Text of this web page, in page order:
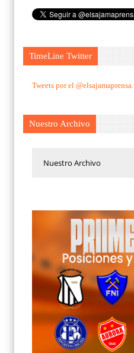
TimeLine Twitter
Tweets por el @elsajamaprensa.
Nuestro Archivo